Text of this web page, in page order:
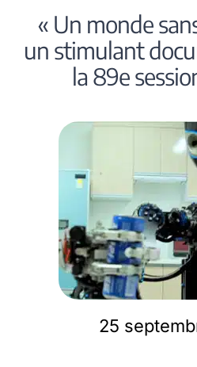
bascule
Accueil
Qui sommes nous ?
Intéressés
Spiritualité
Membres
L’actu
Nous soutenir
« Un monde
un stimulant
la 89e
25